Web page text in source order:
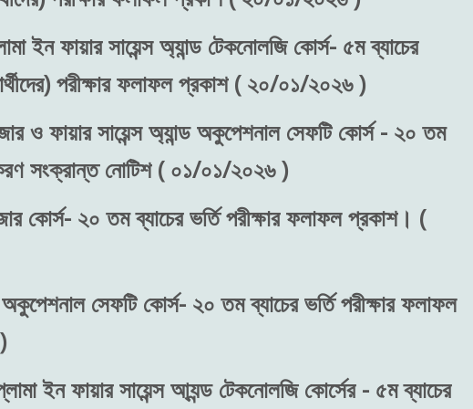
ইন ফায়ার সায়েন্স অ্যান্ড টেকনোলজি কোর্স- ৫ম ব্যাচের
পরীক্ষার ফলাফল প্রকাশ ( ২০/০১/২০২৬ )
ও ফায়ার সায়েন্স অ্যান্ড অকুপেশনাল সেফটি কোর্স - ২০ তম
সংক্রান্ত নোটিশ ( ০১/০১/২০২৬ )
কোর্স- ২০ তম ব্যাচের ভর্তি পরীক্ষার ফলাফল প্রকাশ। (
অকুপেশনাল সেফটি কোর্স- ২০ তম ব্যাচের ভর্তি পরীক্ষার ফলাফল
ইন ফায়ার সায়েন্স আ্যন্ড টেকনোলজি কোর্সের - ৫ম ব্যাচের